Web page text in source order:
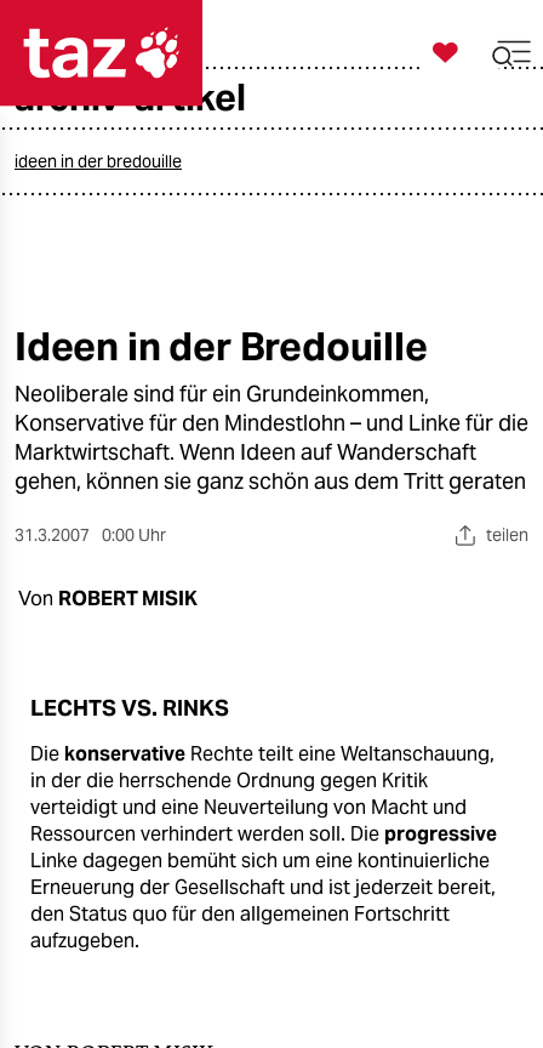
öko
gesellschaft
kultur
sport
berlin
nord
verlag
verlag
veranstaltungen
shop
fragen & hilfe
unterstützen

taz zahl ich
archiv-artikel
ideen in der bredouille
Ideen in der Bredouille
Neoliberale sind für ein Grundeinkommen,
Konservative für den Mindestlohn – und Linke für die
Marktwirtschaft. Wenn Ideen auf Wanderschaft
gehen, können sie ganz schön aus dem Tritt geraten
31.3.2007 0:00 Uhr teilen
Von ROBERT MISIK
LECHTS VS. RINKS
Diekonservative Rechte teilt eine Weltanschauung,
in der die herrschende Ordnung gegen Kritik
verteidigt und eine Neuverteilung von Macht und
Ressourcen verhindert werden soll. Die progressive
Linke dagegen bemüht sich um eine kontinuierliche
Erneuerung der Gesellschaft und ist jederzeit bereit,
den Status quo für den allgemeinen Fortschritt
aufzugeben.